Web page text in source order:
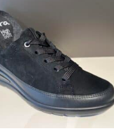
intéresser